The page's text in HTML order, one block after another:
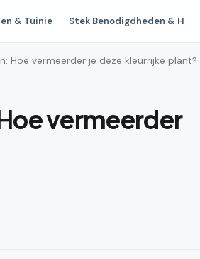
& Tuinie Stek Benodigdheden & H
Hoe vermeerder je deze kleurrijke plant?
vermeerder